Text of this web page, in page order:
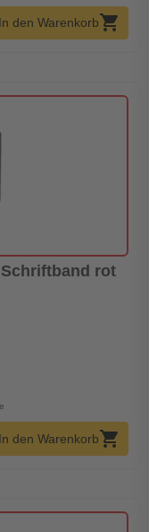
Menge
In den Warenkorb shopping_cart
rot
Menge
In den Warenkorbshopping_cart